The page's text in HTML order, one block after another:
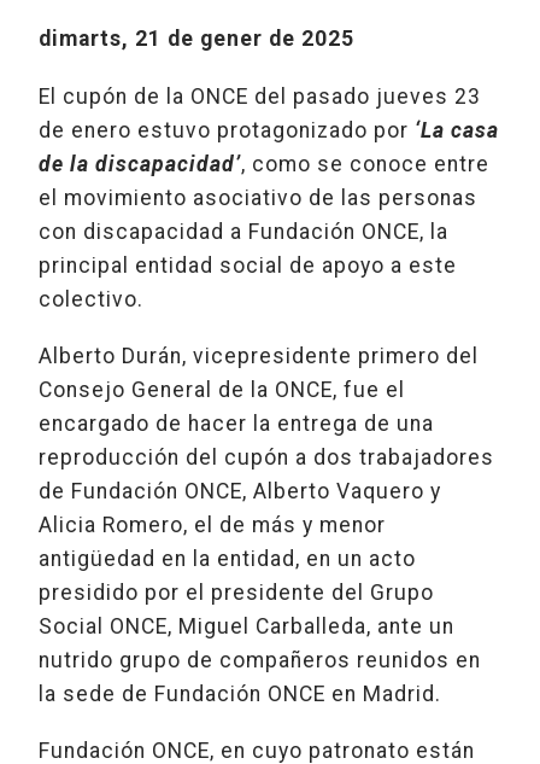
dimarts, 21 de gener de 2025
El cupón de la ONCE del pasado jueves 23
de enero estuvo protagonizado por ‘La casa
de la discapacidad’, como se conoce entre
el movimiento asociativo de las personas
con discapacidad a Fundación ONCE, la
principal entidad social de apoyo a este
colectivo.
Alberto Durán, vicepresidente primero del
Consejo General de la ONCE, fue el
encargado de hacer la entrega de una
reproducción del cupón a dos trabajadores
de Fundación ONCE, Alberto Vaquero y
Alicia Romero, el de más y menor
antigüedad en la entidad, en un acto
presidido por el presidente del Grupo
Social ONCE, Miguel Carballeda, ante un
nutrido grupo de compañeros reunidos en
la sede de Fundación ONCE en Madrid.
Fundación ONCE, en cuyo patronato están